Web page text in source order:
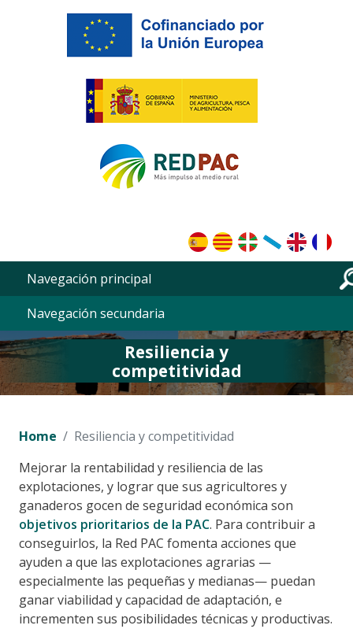
Pasar al contenido principal
Navegación principal
Navegación secundaria
Resiliencia y
competitividad
Home
Resiliencia y competitividad
Mejorar la rentabilidad y resiliencia de las
explotaciones, y lograr que sus agricultores y
ganaderos gocen de seguridad económica son
objetivos prioritarios de la PAC. Para contribuir a
conseguirlos, la Red PAC fomenta acciones que
ayuden a que las explotaciones agrarias —
especialmente las pequeñas y medianas— puedan
ganar viabilidad y capacidad de adaptación, e
incrementen sus posibilidades técnicas y productivas.